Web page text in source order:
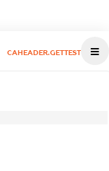
CAHEADER.GETTEST